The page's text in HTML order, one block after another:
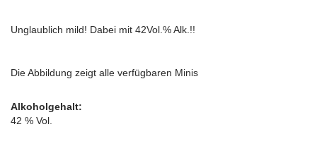
Unglaublich mild! Dabei mit 42Vol.% Alk.!!
Die Abbildung zeigt alle verfügbaren Minis
Alkoholgehalt:
42 % Vol.